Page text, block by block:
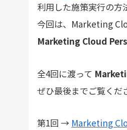
利用した施策実行の方
今回は、Marketing
Marketing Cloud
全4回に渡って
ぜひ最後までご覧くだ
第1回 → Marketing